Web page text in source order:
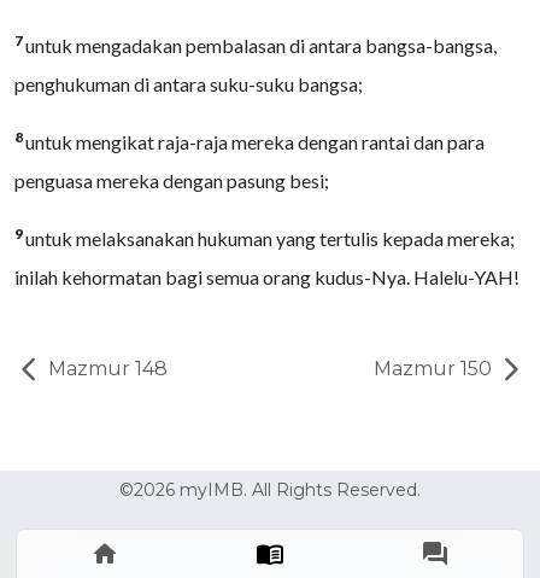
7untuk mengadakan pembalasan di antara bangsa-bangsa,
penghukuman di antara suku-suku bangsa;
8untuk mengikat raja-raja mereka dengan rantai dan para
penguasa mereka dengan pasung besi;
9untuk melaksanakan hukuman yang tertulis kepada mereka;
inilah kehormatan bagi semua orang kudus-Nya. Halelu-YAH!
Mazmur 148 Mazmur 150
©2026 myIMB. All Rights Reserved.